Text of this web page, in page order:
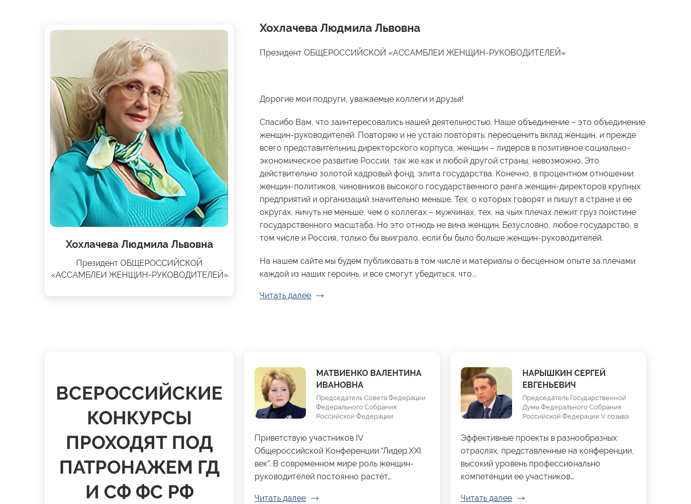
Хохлачева Людмила Львовна
Президент ОБЩЕРОССИЙСКОЙ
«АССАМБЛЕИ ЖЕНЩИН-РУКОВОДИТЕЛЕЙ»
Хохлачева Людмила Львовна
Президент ОБЩЕРОССИЙСКОЙ «АССАМБЛЕИ ЖЕНЩИН-РУКОВОДИТЕЛЕЙ»
Дорогие мои подруги, уважаемые коллеги и друзья!
Спасибо Вам, что заинтересовались нашей деятельностью. Наше объединение – это объединение
женщин-руководителей. Повторяю и не устаю повторять: переоценить вклад женщин, и прежде
всего представительниц директорского корпуса, женщин – лидеров в позитивное социально-
экономическое развитие России, так же как и любой другой страны, невозможно. Это
действительно золотой кадровый фонд, элита государства. Конечно, в процентном отношении
женщин-политиков, чиновников высокого государственного ранга женщин-директоров крупных
предприятий и организаций значительно меньше. Тех, о которых говорят и пишут в стране и ее
округах, ничуть не меньше, чем о коллегах – мужчинах, тех, на чьих плечах лежит груз поистине
государственного масштаба. Но это отнюдь не вина женщин. Безусловно, любое государство, в
том числе и Россия, только бы выиграло, если бы было больше женщин-руководителей.
На нашем сайте мы будем публиковать в том числе и материалы о бесценном опыте за плечами
каждой из наших героинь, и все смогут убедиться, что...
Читать далее
ВСЕРОССИЙСКИЕ
КОНКУРСЫ
ПРОХОДЯТ ПОД
ПАТРОНАЖЕМ ГД
И СФ ФС РФ
МАТВИЕНКО ВАЛЕНТИНА
ИВАНОВНА
Председатель Совета Федерации
Федерального Собрания
Российской Федерации
Приветствую участников IV
Общероссийской Конференции “Лидер.XXI
век”. В современном мире роль женщин-
руководителей постоянно растёт…
Читать далее
НАРЫШКИН СЕРГЕЙ
ЕВГЕНЬЕВИЧ
Председатель Государственной
Думы Федерального Собрания
Российской Федерации V созыва
Эффективные проекты в разнообразных
отраслях, представленные на конференции,
высокий уровень профессионально
компетенции ее участников…
Читать далее